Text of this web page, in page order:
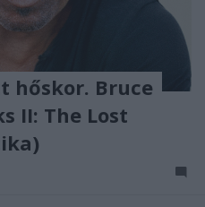
hőskor. Bruce
II: The Lost